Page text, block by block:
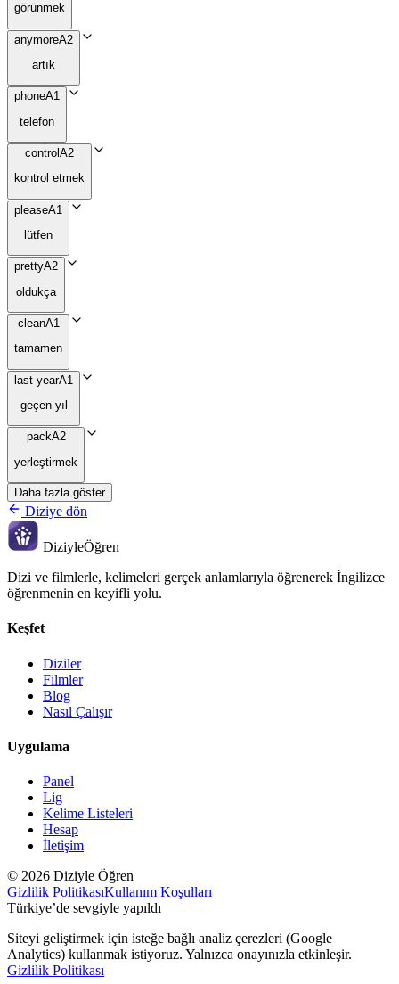
görünmek
anymoreA2
artık
phoneA1
telefon
control A2
kontrol etmek
pleaseA1
lütfen
prettyA2
oldukça
cleanA1
tamamen
last yearA1
geçen yıl
packA2
yerleştirmek
Daha fazla göster
Diziye dön
DiziyleÖğren
Dizi ve filmlerle, kelimeleri gerçek anlamlarıyla öğrenerek İngilizce
öğrenmenin en keyifli yolu.
Keşfet
Diziler
Filmler
Blog
Nasıl Çalışır
Uygulama
Panel
Lig
Kelime Listeleri
Hesap
İletişim
© 2026 Diziyle Öğren
Gizlilik PolitikasıKullanım Koşulları
Türkiye’de sevgiyle yapıldı
Siteyi geliştirmek için isteğe bağlı analiz çerezleri (Google
Analytics) kullanmak istiyoruz. Yalnızca onayınızla etkinleşir.
Gizlilik Politikası